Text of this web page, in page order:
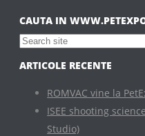
CAUTA IN
ARTICOLE RECENTE
ROMVAC vine la
ISEE shooting
Studio)